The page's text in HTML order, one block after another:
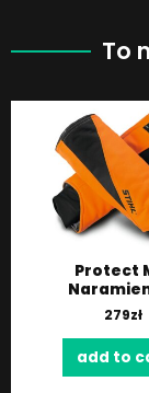
To
Protect
279zł
add to